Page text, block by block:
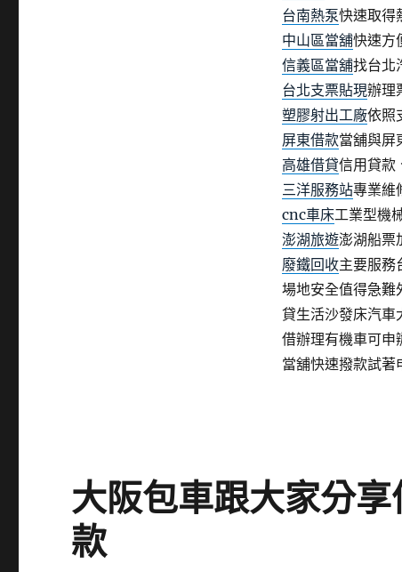
台南熱泵快速取得
中山區當舖快速方
信義區當舖找台北
台北支票貼現辦理
塑膠射出工廠依照
屏東借款當舖與屏
高雄借貸信用貸款
三洋服務站專業維
cnc車床工業型機
澎湖旅遊澎湖船票
廢鐵回收主要服務
場地安全值得急難
貸生活沙發床汽車
借辦理有機車可申
當舖快速撥款試著
大阪包車跟大家分
款